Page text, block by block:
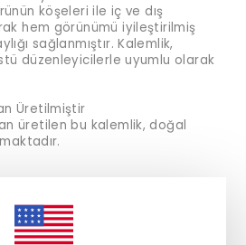
köşeleri ile iç ve dış
hem görünümü iyileştirilmiş
sağlanmıştır. Kalemlik,
düzenleyicilerle uyumlu olarak
Üretilmiştir
üretilen bu kalemlik, doğal